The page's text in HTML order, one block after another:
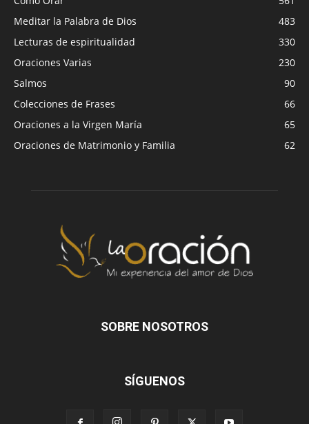
Meditar la Palabra de Dios
483
Lecturas de espiritualidad
330
Oraciones Varias
230
Salmos
90
Colecciones de Frases
66
Oraciones a la Virgen María
65
Oraciones de Matrimonio y Familia
62
SOBRE NOSOTROS
SÍGUENOS